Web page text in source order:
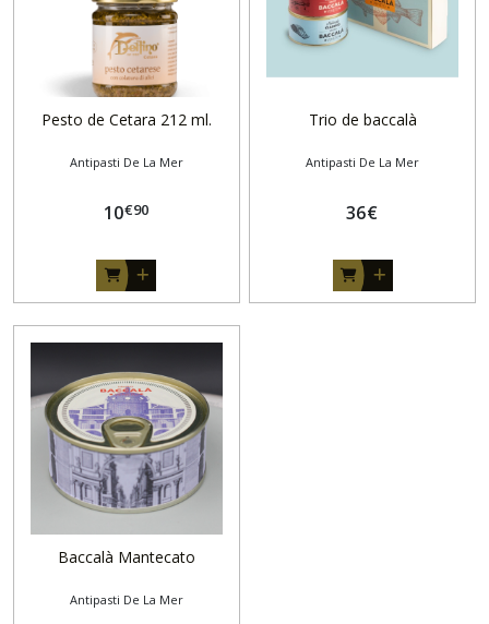
Pesto de Cetara 212 ml.
Antipasti De La Mer
10€90
Trio de baccalà
Antipasti De La Mer
36€
Baccalà Mantecato
Antipasti De La Mer